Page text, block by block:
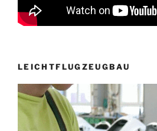
LEICHTFLUGZEUGBAU